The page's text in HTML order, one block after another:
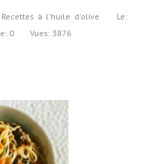
Recettes à l'huile d'olive
Le:
0 Vues: 3876